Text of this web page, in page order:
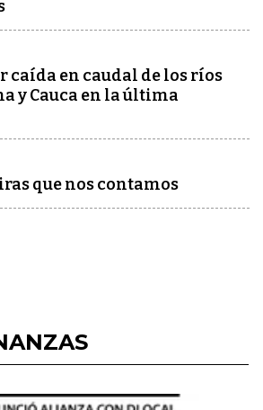
caída en caudal de los ríos
y Cauca en la última
que nos contamos